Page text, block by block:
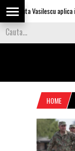
Olguta Vasilescu aplica
HOME